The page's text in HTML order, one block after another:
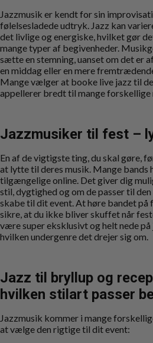
Jazzmusik er kendt for sin
følelsesladede udtryk. Jazz kan
det livlige og energiske, hvilket gør
mange typer af begivenheder.
sætte en stemning, uanset om det er
en middag eller en mere
Mange vælger at booke live jazz til
appellerer bredt til mange forskellige
Jazzmusiker til fest –
En af de vigtigste ting, du skal gøre,
at lytte til deres musik. Mange bands
tilgængelige online. Det giver dig
stil, dygtighed og om de passer til
skabe til dit event. At høre bandet
sikre, at du ikke bliver skuffet når
være super eksklusivt og helt nede
hvilken undergenre det drejer sig om.
Jazz til bryllup og
hvilken stilart passer
Jazzmusik kommer i mange
at vælge den rigtige til dit event: